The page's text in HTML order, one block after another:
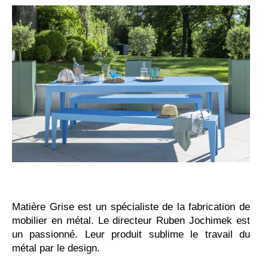
Matière Grise est un spécialiste de la fabrication de
mobilier en métal. Le directeur Ruben Jochimek est
un passionné. Leur produit sublime le travail du
métal par le design.